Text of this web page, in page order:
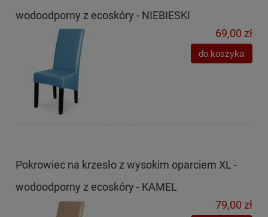
wodoodporny z ecoskóry - NIEBIESKI
69,00 zł
do koszyka
Pokrowiec na krzesło z wysokim oparciem XL -
wodoodporny z ecoskóry - KAMEL
79,00 zł